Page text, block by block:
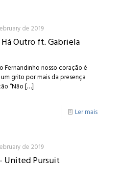
de 2019
Outro ft. Gabriela
nosso coração é
grito por mais da presença
“Não[…]
Ler mais
de 2019
United Pursuit